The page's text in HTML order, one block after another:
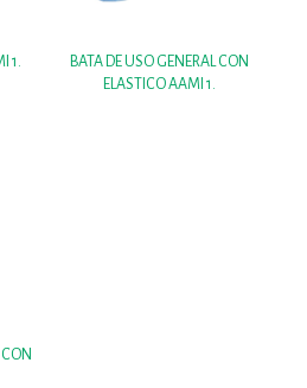
1.
BATA DE USO GENERAL CON
ELASTICO AAMI 1.